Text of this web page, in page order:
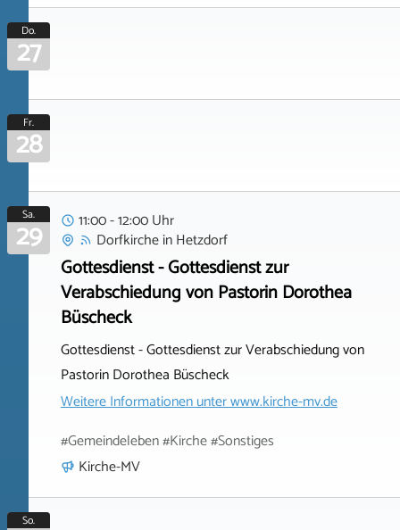
Do.
27
Fr.
28
Sa.
29
11:00 - 12:00 Uhr
DorfkircheinHetzdorf
Gottesdienst - Gottesdienst zur
Verabschiedung von Pastorin Dorothea
Büscheck
Gottesdienst - Gottesdienst zur Verabschiedung von
Pastorin Dorothea Büscheck
Weitere Informationen unterwww.kirche-mv.de
#Gemeindeleben #Kirche #Sonstiges
Kirche-MV
So.